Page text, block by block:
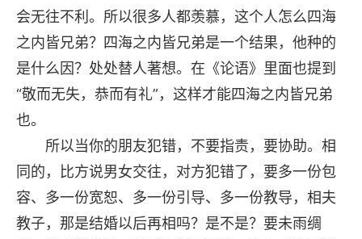
会无往不利。所以很多人都羡慕，这个人怎么四海
之内皆兄弟？四海之内皆兄弟是一个结果，他种的
是什么因？处处替人著想。在《论语》里面也提到
“敬而无失，恭而有礼”，这样才能四海之内皆兄弟
也。
所以当你的朋友犯错，不要指责，要协助。相
同的，比方说男女交往，对方犯错了，要多一份包
容、多一份宽恕、多一份引导、多一份教导，相夫
教子，那是结婚以后再相吗？是不是？要未雨绸